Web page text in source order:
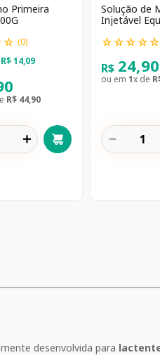
Primeira
☆ (0)
R$14,09
R$ 44,90
＋
Solução de
Injetável
☆☆☆☆☆
R$ 24,90
ou em 1x de
－
desenvolvida para